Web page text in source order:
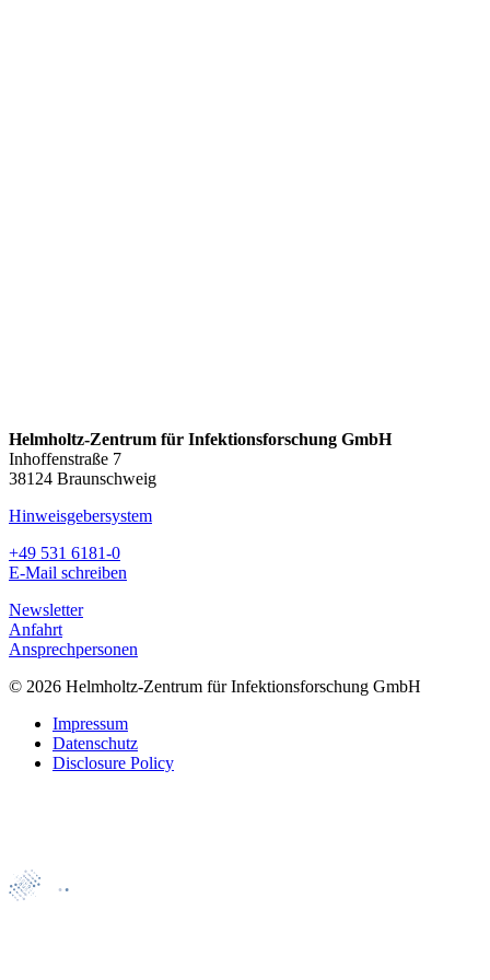
Helmholtz-Zentrum für Infektionsforschung GmbH
Inhoffenstraße 7
38124 Braunschweig
Hinweisgebersystem
+49 531 6181-0
E-Mail schreiben
Newsletter
Anfahrt
Ansprechpersonen
© 2026 Helmholtz-Zentrum für Infektionsforschung GmbH
Impressum
Datenschutz
Disclosure Policy